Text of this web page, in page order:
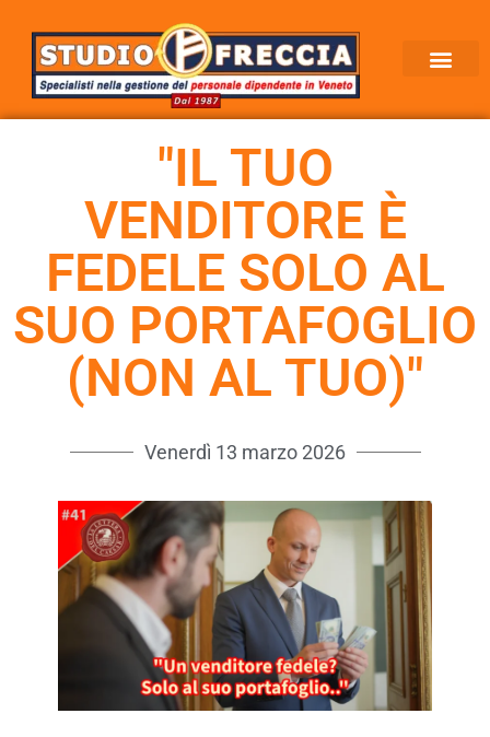
"IL TUO
VENDITORE È
FEDELE SOLO AL
SUO PORTAFOGLIO
(NON AL TUO)"
Venerdì 13 marzo 2026